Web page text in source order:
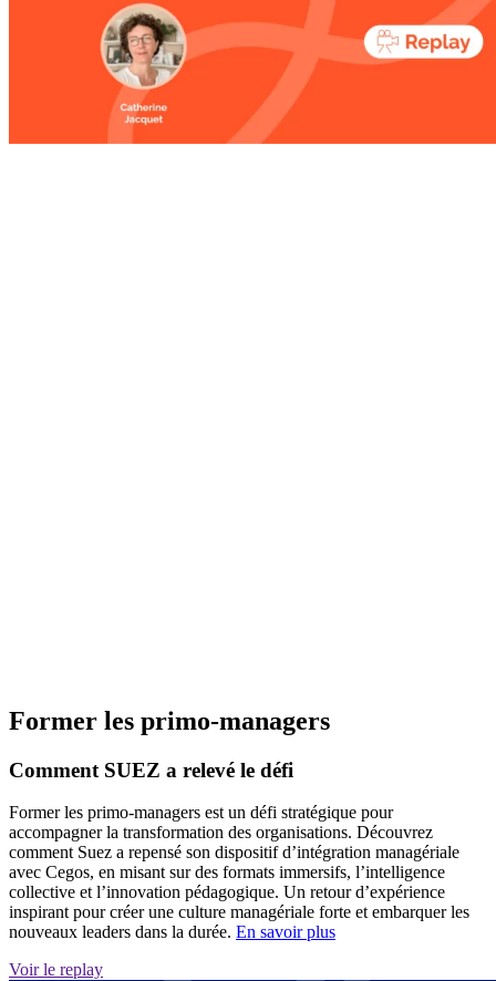
Former les primo-managers
Comment SUEZ a relevé le défi
Former les primo-managers est un défi stratégique pour
accompagner la transformation des organisations. Découvrez
comment Suez a repensé son dispositif d’intégration managériale
avec Cegos, en misant sur des formats immersifs, l’intelligence
collective et l’innovation pédagogique. Un retour d’expérience
inspirant pour créer une culture managériale forte et embarquer les
nouveaux leaders dans la durée. En savoir plus
Voir le replay